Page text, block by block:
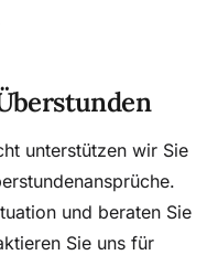
unterstützen wir Sie
und beraten Sie
Sie uns für